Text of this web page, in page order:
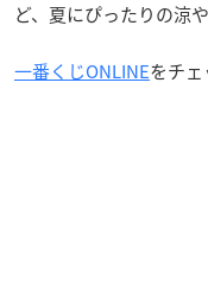
ど、夏にぴったりの涼
一番くじONLINEをチ